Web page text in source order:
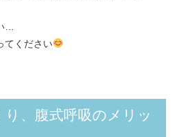
…
てください
、腹式呼吸のメリッ